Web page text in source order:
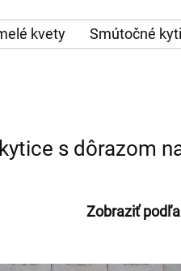
kvety Smútočné
s dôrazom
Zobraziť